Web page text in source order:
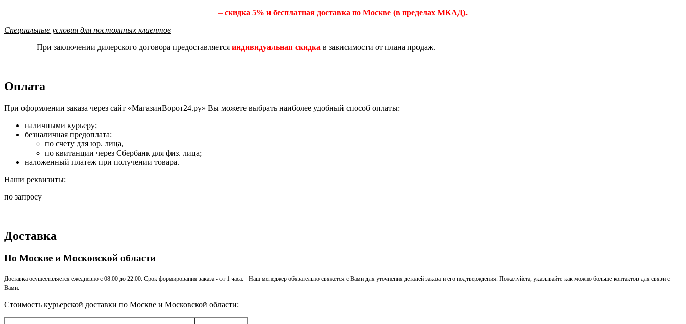
– скидка 5% и бесплатная доставка по Москве (в пределах МКАД).
Специальные условия для постоянных клиентов
При заключении дилерского договора предоставляется индивидуальная скидка в зависимости от плана продаж.
Оплата
При оформлении заказа через сайт «МагазинВорот24.ру» Вы можете выбрать наиболее удобный способ оплаты:
наличными курьеру;
безналичная предоплата:
по счету для юр. лица,
по квитанции через Сбербанк для физ. лица;
наложенный платеж при получении товара.
Наши реквизиты:
по запросу
Доставка
По Москве и Московской области
Доставка осуществляется ежедневно с 08:00 до 22:00. Срок формирования заказа - от 1 часа. Наш менеджер обязательно свяжется с Вами для уточнения деталей заказа и его подтверждения. Пожалуйста, указывайте как можно больше контактов для связи с
Вами.
Стоимость курьерской доставки по Москве и Московской области: